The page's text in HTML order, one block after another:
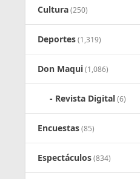
Cultura(250)
Deportes(1,319)
Don Maqui(1,086)
Revista Digital(6)
Encuestas(85)
Espectáculos(834)